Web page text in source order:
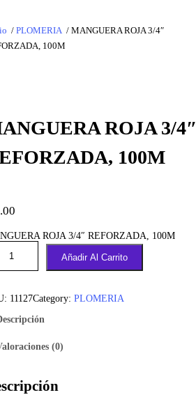
/ PLOMERIA / MANGUERA ROJA 3/4″
100M
ROJA 3/4″
100M
ROJA 3/4″ REFORZADA, 100M
Añadir Al Carrito
11127Category: PLOMERIA
(0)